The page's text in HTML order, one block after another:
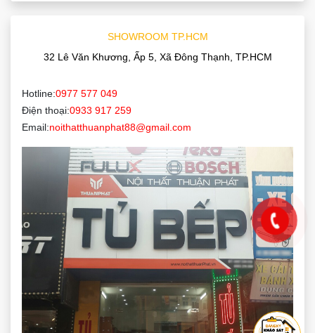
SHOWROOM TP.HCM
32 Lê Văn Khương, Ấp 5, Xã Đông Thạnh, TP.HCM
Hotline:0977 577 049
Điện thoại:0933 917 259
Email:noithatthuanphat88@gmail.com